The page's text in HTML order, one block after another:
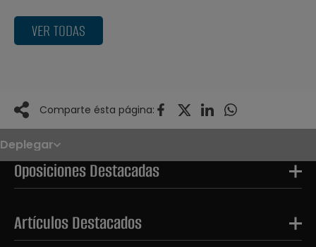
VER TODAS
Comparte ésta página:
Deplegar
Noticias
Oposiciones
Convocatorias
Paso paso
OPE 2026
Oposiciones Destacadas
Artículos Destacados